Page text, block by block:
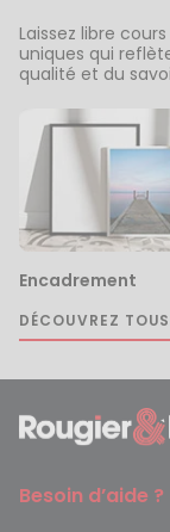
Laissez libre
uniques qui
qualité et du
Encadrement
DÉCOUVREZ
Besoin d’aide ?